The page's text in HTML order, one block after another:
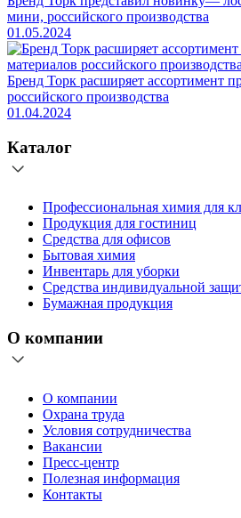
мини, российского производства
01.05.2024
Бренд Торк расширяет ассортимент
российского производства
01.04.2024
Каталог
Профессиональная химия для
Продукция для гостиниц
Средства для офисов
Бытовая химия
Инвентарь для уборки
Средства индивидуальной
Бумажная продукция
О компании
О компании
Охрана труда
Условия сотрудничества
Вакансии
Пресс-центр
Полезная информация
Контакты